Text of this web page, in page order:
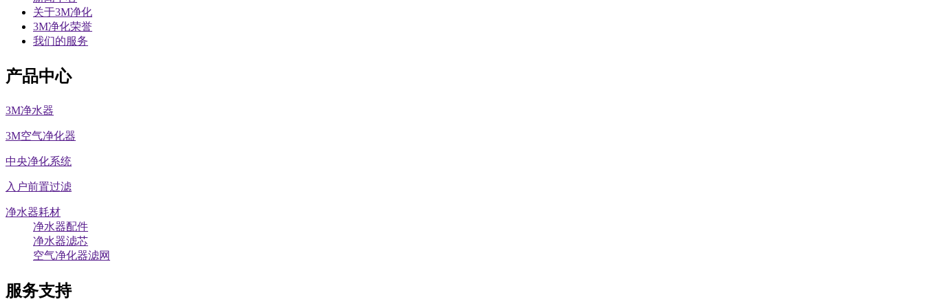
关于3M净化
3M净化荣誉
我们的服务
产品中心
3M净水器
3M空气净化器
中央净化系统
入户前置过滤
净水器耗材
净水器配件
净水器滤芯
空气净化器滤网
服务支持